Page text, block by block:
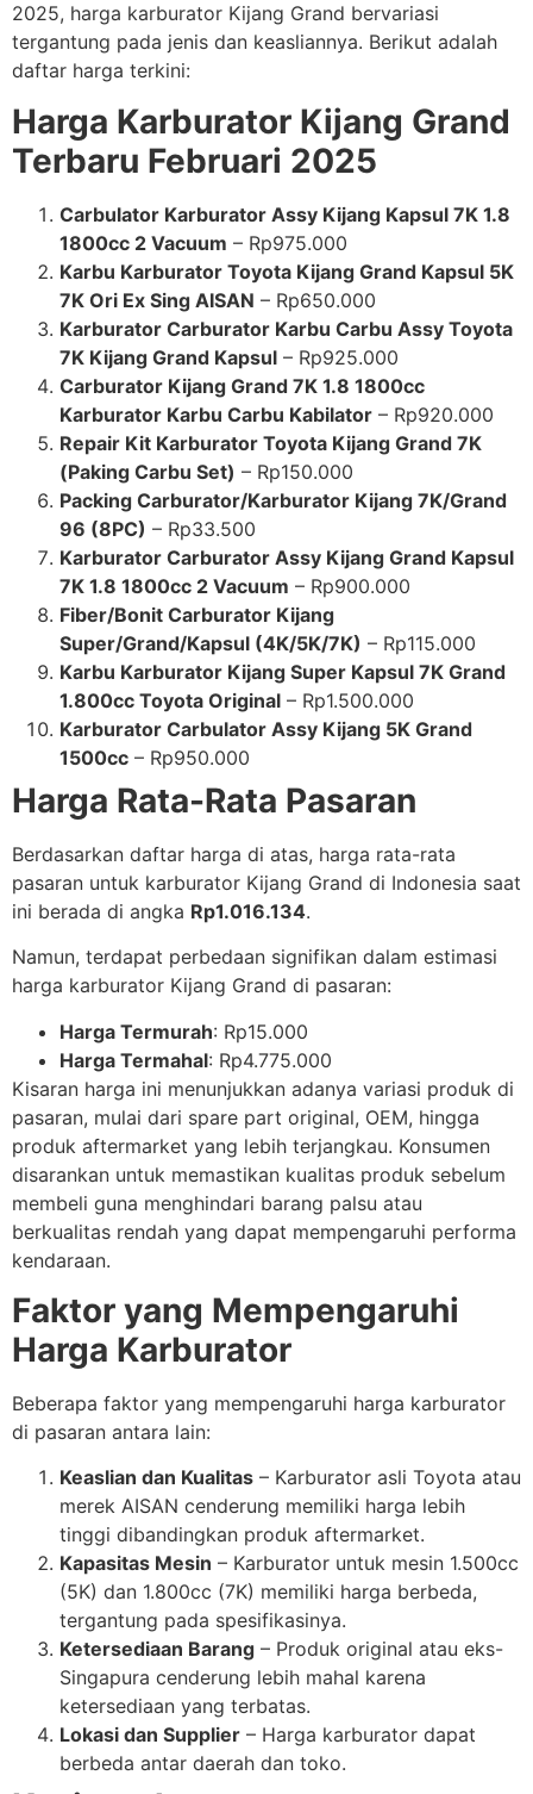
2025, harga karburator Kijang Grand bervariasi
tergantung pada jenis dan keasliannya. Berikut adalah
daftar harga terkini:
Harga Karburator Kijang Grand
Terbaru Februari 2025
Carbulator Karburator Assy Kijang Kapsul 7K 1.8
1800cc 2 Vacuum – Rp975.000
Karbu Karburator Toyota Kijang Grand Kapsul 5K
7K Ori Ex Sing AISAN – Rp650.000
Karburator Carburator Karbu Carbu Assy Toyota
7K Kijang Grand Kapsul – Rp925.000
Carburator Kijang Grand 7K 1.8 1800cc
Karburator Karbu Carbu Kabilator – Rp920.000
Repair Kit Karburator Toyota Kijang Grand 7K
(Paking Carbu Set) – Rp150.000
Packing Carburator/Karburator Kijang 7K/Grand
96 (8PC) – Rp33.500
Karburator Carburator Assy Kijang Grand Kapsul
7K 1.8 1800cc 2 Vacuum – Rp900.000
Fiber/Bonit Carburator Kijang
Super/Grand/Kapsul (4K/5K/7K) – Rp115.000
Karbu Karburator Kijang Super Kapsul 7K Grand
1.800cc Toyota Original – Rp1.500.000
Karburator Carbulator Assy Kijang 5K Grand
1500cc – Rp950.000
Harga Rata-Rata Pasaran
Berdasarkan daftar harga di atas, harga rata-rata
pasaran untuk karburator Kijang Grand di Indonesia saat
ini berada di angka Rp1.016.134.
Namun, terdapat perbedaan signifikan dalam estimasi
harga karburator Kijang Grand di pasaran:
Harga Termurah: Rp15.000
Harga Termahal: Rp4.775.000
Kisaran harga ini menunjukkan adanya variasi produk di
pasaran, mulai dari spare part original, OEM, hingga
produk aftermarket yang lebih terjangkau. Konsumen
disarankan untuk memastikan kualitas produk sebelum
membeli guna menghindari barang palsu atau
berkualitas rendah yang dapat mempengaruhi performa
kendaraan.
Faktor yang Mempengaruhi
Harga Karburator
Beberapa faktor yang mempengaruhi harga karburator
di pasaran antara lain:
Keaslian dan Kualitas – Karburator asli Toyota atau
merek AISAN cenderung memiliki harga lebih
tinggi dibandingkan produk aftermarket.
Kapasitas Mesin – Karburator untuk mesin 1.500cc
(5K) dan 1.800cc (7K) memiliki harga berbeda,
tergantung pada spesifikasinya.
Ketersediaan Barang – Produk original atau eks-
Singapura cenderung lebih mahal karena
ketersediaan yang terbatas.
Lokasi dan Supplier – Harga karburator dapat
berbeda antar daerah dan toko.